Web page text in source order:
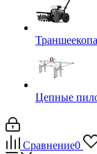
Цепные
Сравнение0